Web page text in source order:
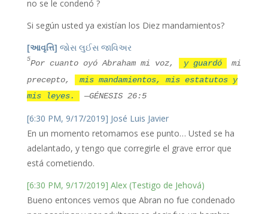
no se le condenó ?
Si según usted ya existían los Diez mandamientos?
[આવૃત્તિ] જોસ લુઈસ જાવિઅર
5Por cuanto oyó Abraham mi voz, y guardó
mi
precepto,
mis mandamientos, mis estatutos y
mis leyes.
—GÉNESIS 26:5
[6:30 PM, 9/17/2019] José Luis Javier
En un momento retomamos ese punto… Usted se ha
adelantado, y tengo que corregirle el grave error que
está cometiendo.
[6:30 PM, 9/17/2019] Alex (Testigo de Jehová)
Bueno entonces vemos que Abran no fue condenado